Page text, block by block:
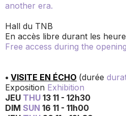
another era.
Hall du TNB
En accès libre durant les
Free access during the
• VISITE EN ÉCHO (durée
Exposition Exhibition
JEU THU 13 11 - 12h30
DIM SUN 16 11 - 11h00